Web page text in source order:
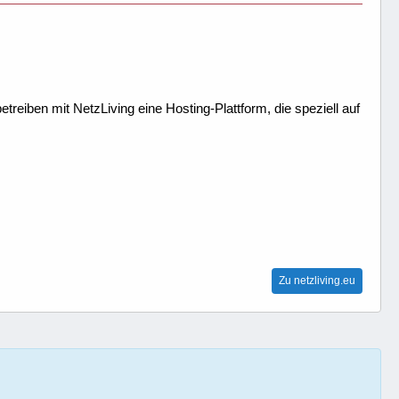
mit NetzLiving eine Hosting-Plattform, die speziell auf
Zu netzliving.eu